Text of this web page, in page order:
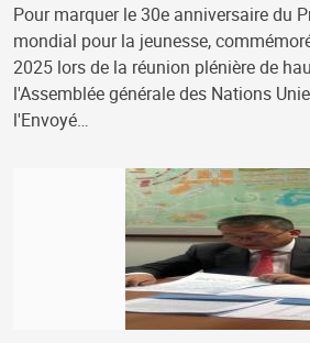
Pour marquer le 30e anniversaire du
mondial pour la jeunesse,
2025 lors de la réunion plénière de
l'Assemblée générale des Nations
l'Envoyé…